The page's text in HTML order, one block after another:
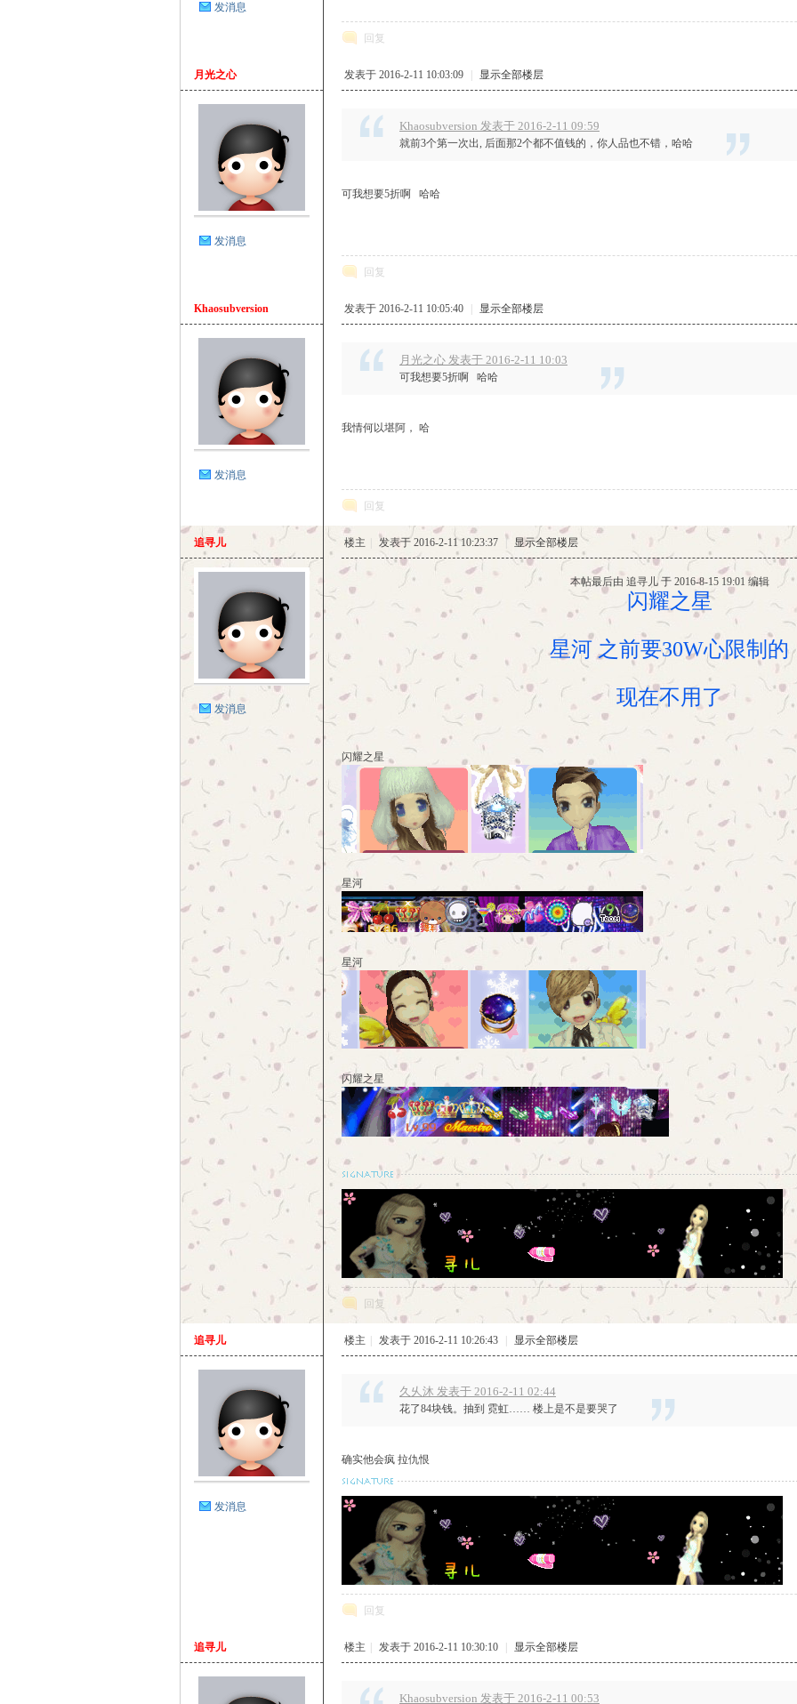
发消息
回复
月光之心
发消息
发表于 2016-2-11 10:03:09 显示全部楼层
Khaosubversion 发表于 2016-2-11 09:59
就前3个第一次出, 后面那2个都不值钱的，你人品也不错，哈哈
可我想要5折啊 哈哈
回复
Khaosubversion
发消息
发表于 2016-2-11 10:05:40 显示全部楼层
月光之心 发表于 2016-2-11 10:03
可我想要5折啊 哈哈
我情何以堪阿， 哈
回复
追寻儿
发消息
楼主 发表于 2016-2-11 10:23:37 显示全部楼层
本帖最后由 追寻儿 于 2016-8-15 19:01 编辑
闪耀之星
星河 之前要30W心限制的
现在不用了
闪耀之星
星河
星河
闪耀之星
回复
追寻儿
发消息
楼主 发表于 2016-2-11 10:26:43 显示全部楼层
久乆沐 发表于 2016-2-11 02:44
花了84块钱。抽到 霓虹…… 楼上是不是要哭了
确实他会疯 拉仇恨
回复
追寻儿 楼主 发表于 2016-2-11 10:30:10 显示全部楼层
Khaosubversion 发表于 2016-2-11 00:53